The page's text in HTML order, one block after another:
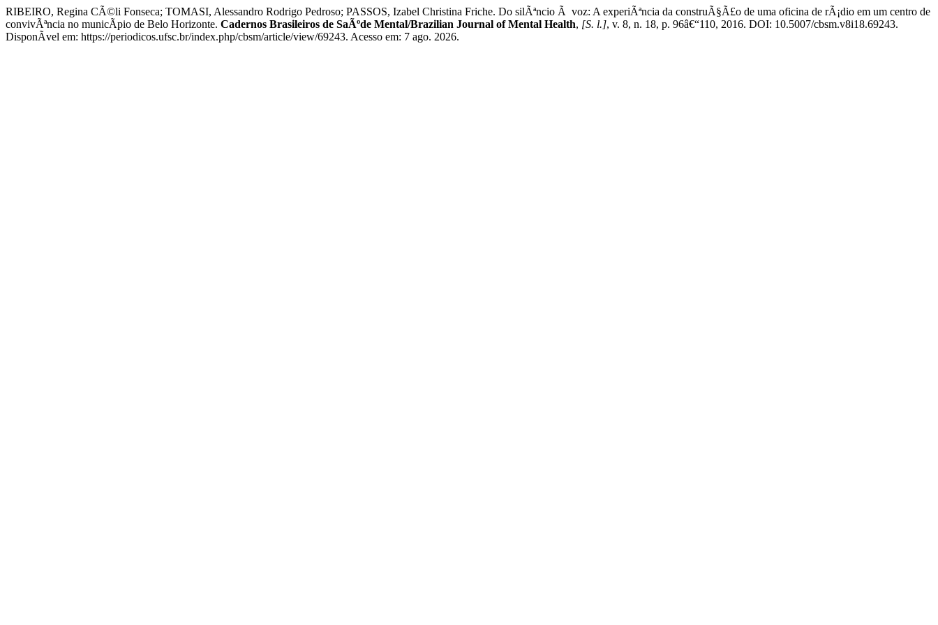
RIBEIRO, Regina CÃ©li Fonseca; TOMASI, Alessandro Rodrigo Pedroso; PASSOS, Izabel Christina Friche. Do silÃªncio Ã voz: A experiÃªncia da construÃ§Ã£o de uma oficina de rÃ¡dio em um centro de
convivÃªncia no municÃ­pio de Belo Horizonte. Cadernos Brasileiros de SaÃºde Mental/Brazilian Journal of Mental Health, [S. l.], v. 8, n. 18, p. 96â€“110, 2016. DOI: 10.5007/cbsm.v8i18.69243.
DisponÃ­vel em: https://periodicos.ufsc.br/index.php/cbsm/article/view/69243. Acesso em: 7 ago. 2026.